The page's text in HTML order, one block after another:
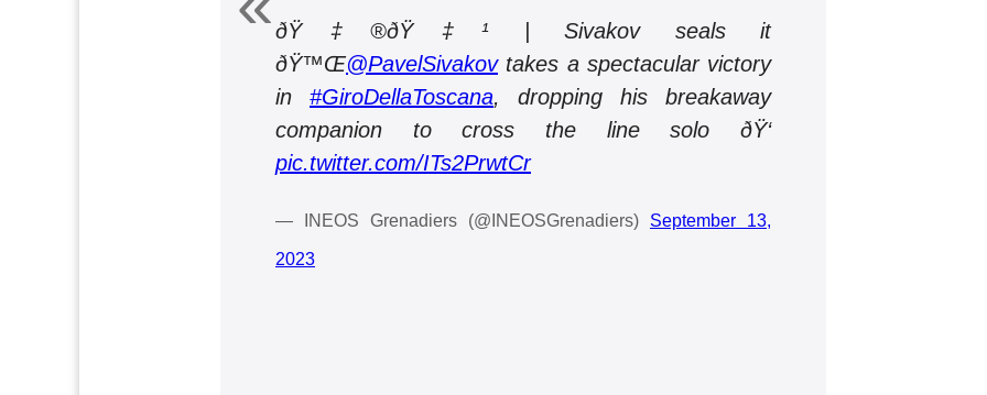
ðŸ‡®ðŸ‡¹ | Sivakov seals it
ðŸ™Œ@PavelSivakovtakes a spectacular victory
in #GiroDellaToscana, dropping his breakaway
companion to cross the line solo ðŸ‘
pic.twitter.com/ITs2PrwtCr
— INEOS Grenadiers (@INEOSGrenadiers) September 13,
2023